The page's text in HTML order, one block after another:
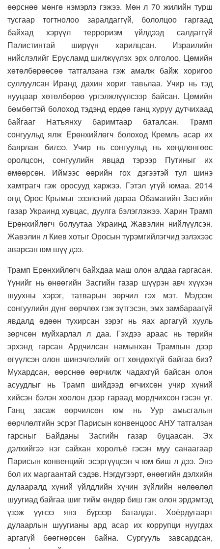
өөрснөө мөнгө нэмэрлэ гэжээ. Мөн л 70 жилийн турш
тусгаар тогтнолоо заралдаггүй, бололцоо гаргаад
байхад хэрүүл терроризм үйлдээд салдаггүй
Палистинтай ширүүн харилцсан. Израилийн
нийслэлийг Ерүсламд шилжүүлэх эрх олголоо. Цөмийн
хөтөлбөрөөсөө татгалзана гэж амалж байж хоригоо
суллуулсан Иранд дахин хориг тавьлаа. Учир нь тэд
нууцаар хөтөлбөрөө үргэлжлүүлсээр байсан. Цөмийн
бөмбөгтэй болоход тэдэнд ердөө ганц хуруу дутчихаад
байгааг Натъянху баримтаар баталсан. Трамп
сонгуульд ялж Ерөнхийлөгч болоход Кремль асар их
баярлаж билээ. Учир нь сонгуульд нь хөндлөнгөөс
оролцсон, сонгуулийн явцад тэрээр Путиныг их
өмөөрсөн. Иймээс өөрийн гох дэгээтэй тул шинэ
хамтрагч гэж оросууд харжээ. Гэтэл үгүй юмаа. 2014
онд Орос Крымыг эзэлсний дараа Обамагийн Засгийн
газар Украинд хувцас, дуулга бэлэглэжээ. Харин Трамп
Ерөнхийлөгч болуутаа Украинд Жавэлин нийлүүлсэн.
Жавэлин л Киев хотыг Оросын түрэмгийлэгчид эзлэхээс
аварсан юм шүү дээ.
Трамп Ерөнхийлөгч байхдаа маш олон алдаа гаргасан.
Үүнийг нь өнөөгийн Засгийн газар шүүрэн авч хүүхэн
шуухны хэрэг, татварын зөрчил гэх мэт. Мэдээж
сонгуулийн дүнг өөрчлөх гэж зүтгэсэн, эмх замбараагүй
явдалд өдөөн тухирсан зэрэг нь яах аргагүй хууль
зөрчсөн муйхарлал л даа. Гэхдээ араас нь төрийн
эрхэнд гарсан Ардчилсан намынхан Трампын дээр
өгүүлсэн олон шинэчлэлийг огт хөндөхгүй байгаа биз?
Мухардсан, өөрснөө өөрчилж чадахгүй байсан олон
асуудлыг нь Трамп шийдээд өгчихсөн учир хүний
хийсэн бэлэн хоолон дээр гараад мордчихсон гэсэн үг.
Ганц засаж өөрчилсөн юм нь Уур амьсгалын
өөрчлөлтийн эсрэг Парисын конвенцоос АНУ татгалзан
гарсныг Байданы Засгийн газар буцаасан. Эх
дэлхийгээ нэг сайхан хоролъё гэсэн муу санаагаар
Парисын конвенцийг эсэргүүцсэн ч юм биш л дээ. Энэ
бол их маргаантай сэдэв. Нэгдүгээрт, өнөөгийн дэлхийн
дулааралд хүний үйлдлийн хүчин зүйлийн нөлөөлөл
шуугиад байгаа шиг тийм өндөр биш гэж олон эрдэмтэд
үзэж үүнээ янз бүрээр баталдаг. Хоёрдугаарт
дулаарлын шуугианы ард асар их коррупци нуугдах
аргагүй бөөгнөрсөн байна. Сургууль завсардсан,